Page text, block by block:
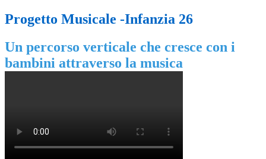
Progetto Musicale -Infanzia 26
Un percorso verticale che cresce con i
bambini attraverso la musica